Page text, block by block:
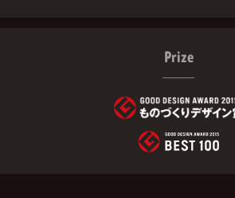
Prize